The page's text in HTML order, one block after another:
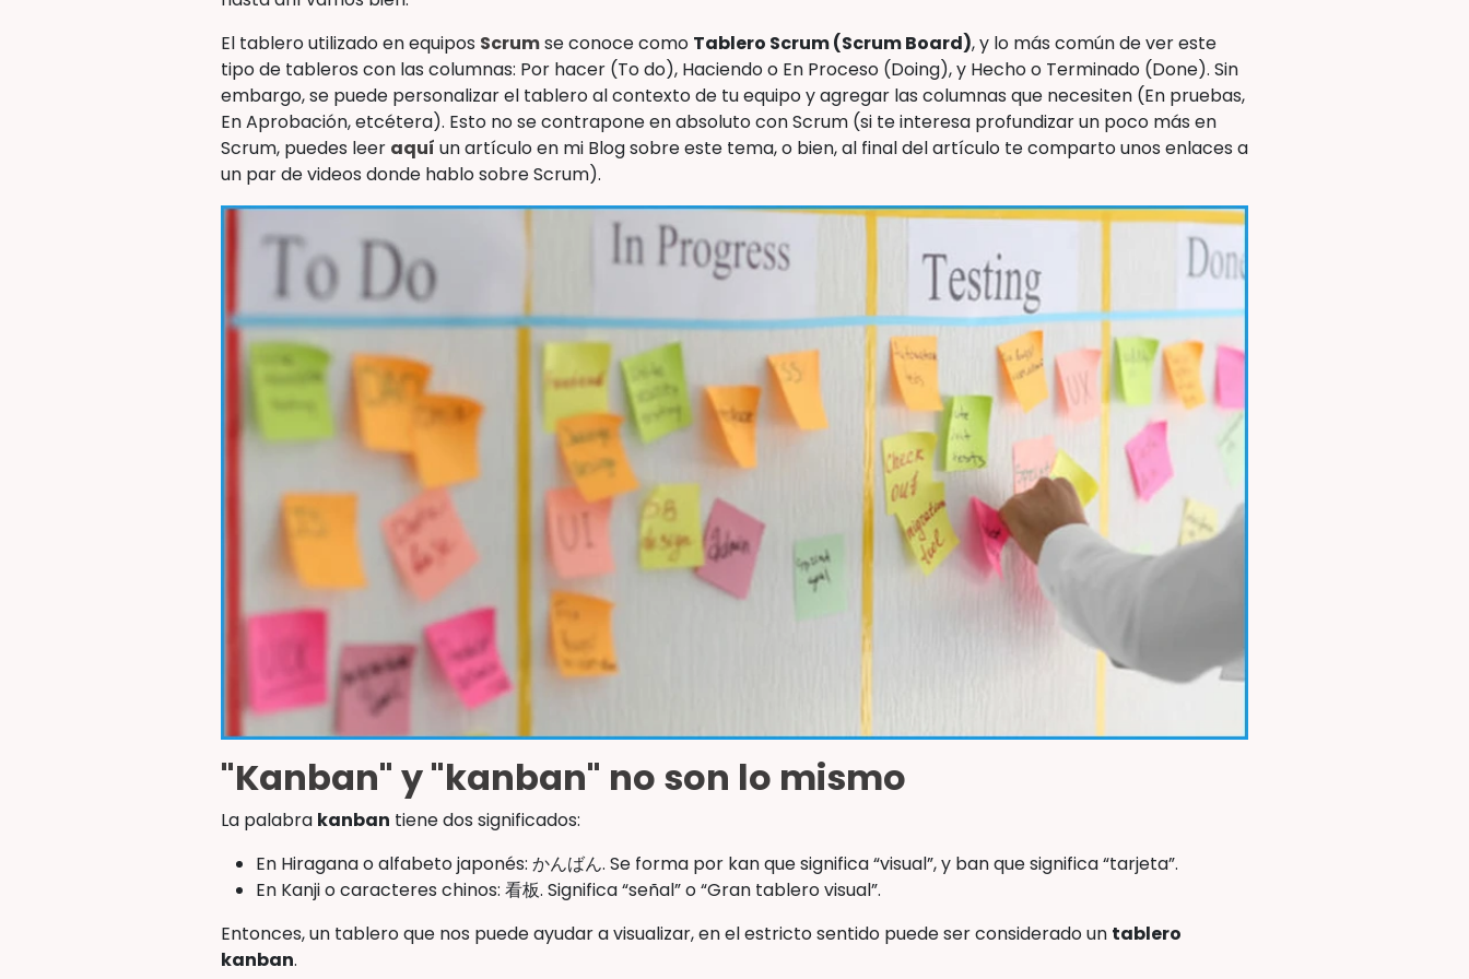
El tablero utilizado en equipos Scrumse conoce como Tablero Scrum (Scrum Board), y lo más común de ver este
tipo de tableros con las columnas: Por hacer (To do), Haciendo o En Proceso (Doing), y Hecho o Terminado (Done). Sin
embargo, se puede personalizar el tablero al contexto de tu equipo y agregar las columnas que necesiten (En pruebas,
En Aprobación, etcétera). Esto no se contrapone en absoluto con Scrum (si te interesa profundizar un poco más en
Scrum, puedes leer aquí un artículo en mi Blog sobre este tema, o bien, al final del artículo te comparto unos enlaces a
un par de videos donde hablo sobre Scrum).
"Kanban" y "kanban" no son lo mismo
La palabra kanban tiene dos significados:
En Hiragana o alfabeto japonés: かんばん. Se forma por kan que significa “visual”, y ban que significa “tarjeta”.
En Kanji o caracteres chinos: 看板. Significa “señal” o “Gran tablero visual”.
Entonces, un tablero que nos puede ayudar a visualizar, en el estricto sentido puede ser considerado un tablero
kanban.